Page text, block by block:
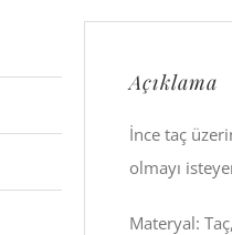
Açıklama
İnce taç
olmayı
Materyal: